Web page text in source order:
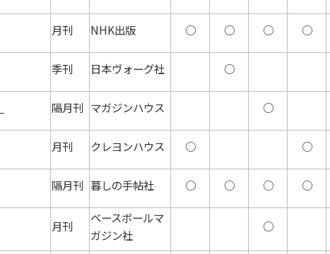
月刊 NHK出版 ○ ○ ○ ○
季刊 日本ヴォーグ社 ○
隔月刊 マガジンハウス ○
月刊 クレヨンハウス ○ ○
隔月刊 暮しの手帖社 ○ ○ ○ ○
月刊
ベースボールマ
ガジン社
○